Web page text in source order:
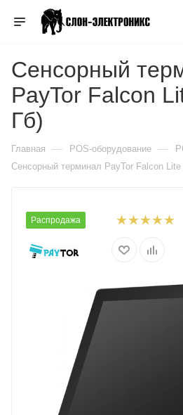
Сенсорный
PayTor Falcon
Гб)
Главная — POS-оборудование —
Сенсорный терминал PayTor Falcon Lite
Распродажа